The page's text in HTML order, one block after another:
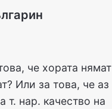
че хората нямат
Или за това, че аз
т. нар. качество на